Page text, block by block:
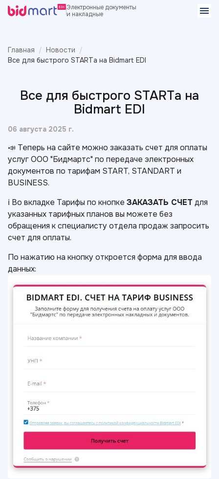
Электронные документы
и накладные
Главная
Новости
Все для быстрого STARTа на Bidmart EDI
Все для быстрого STARTа на
Bidmart EDI
06 августа 2025 г.
📣 Теперь на сайте можно заказать счет для оплаты
услуг ООО "Бидмартс" по передаче электронных
документов по тарифам START, STANDART и
BUSINESS.
ℹ️ Во вкладке Тарифы по кнопке ЗАКАЗАТЬ СЧЕТ для
указанных тарифных планов вы можете без
обращения к специалисту отдела продаж запросить
счет для оплаты.
По нажатию на кнопку откроется форма для ввода
данных: